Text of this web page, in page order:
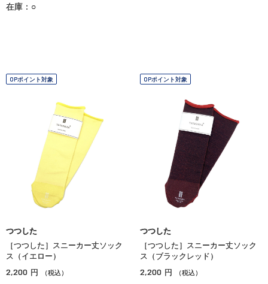
在庫：○
OPポイント対象
つつした
［つつした］スニーカー丈ソック
ス（イエロー）
2,200 円 （税込）
OPポイント対象
つつした
［つつした］スニーカー丈ソック
ス（ブラックレッド）
2,200 円 （税込）